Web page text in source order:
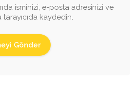
isminizi, e-posta adresinizi ve
kaydedin.